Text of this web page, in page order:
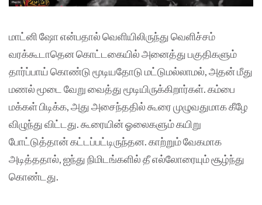
மாட்னி ஷோ என்பதால் வெளியிலிருந்து வெளிச்சம்
வரக்கூடாதென கொட்டகையில் அனைத்து பகுதிகளும்
தார்ப்பாய் கொண்டு மூடியதோடு மட்டுமல்லாமல், அதன் மீது
மணல் மூடை வேறு வைத்து மூடியிருக்கிறார்கள். கம்பை
மக்கள் பிடிக்க, அது அசைந்ததில் கூரை முழுவதுமாக கீழே
விழுந்து விட்டது. கூரையின் ஓலைகளும் கயிறு
போட்டுத்தான் கட்டப்பட்டிருந்தன. காற்றும் வேகமாக
அடித்ததால், ஐந்து நிமிடங்களில் தீ எல்லோரையும் சூழ்ந்து
கொண்டது.